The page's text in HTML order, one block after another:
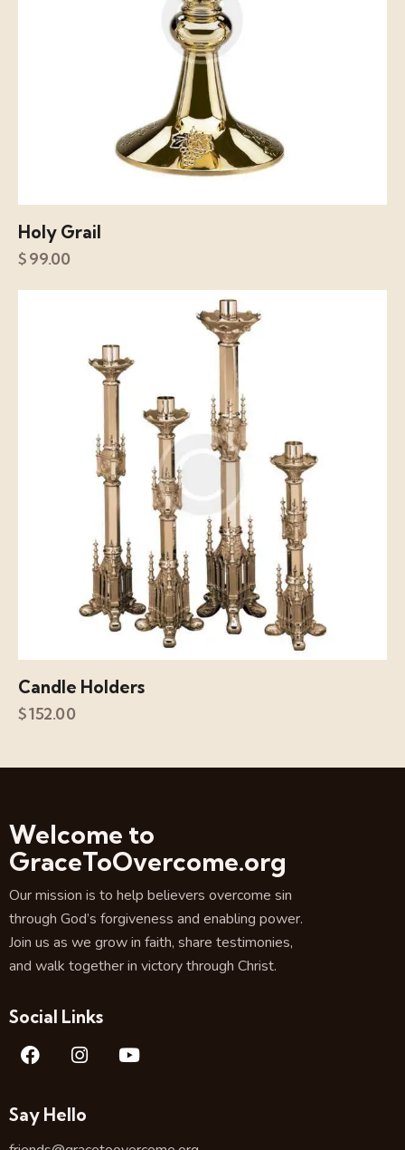
Holy Grail
$99.00
Candle Holders
$152.00
Welcome to
GraceToOvercome.org
Our mission is to help believers overcome sin
through God’s forgiveness and enabling power.
Join us as we grow in faith, share testimonies,
and walk together in victory through Christ.
Social Links
Say Hello